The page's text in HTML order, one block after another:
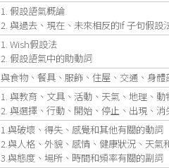
1. 假設語氣概論
2. 與過去、現在、未來相反的If 子句假設
1. Wish假設法
2. 假設語氣中的助動詞
與食物、餐具、服飾、住屋、交通、身
1. 與教育、文具、活動、天氣、地理、
2. 與選擇、行動、開始、停止、出現、
1.與破壞、得失、感覺和其他有關的動詞
2.與人格、外貌、感情、健康狀況、天氣
3.與態度、場所、時間和頻率有關的副詞